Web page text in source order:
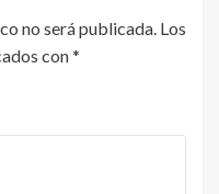
no será publicada. Los
con*